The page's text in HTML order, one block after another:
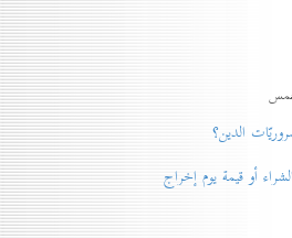
الدين؟
أو قيمة يوم إخراج